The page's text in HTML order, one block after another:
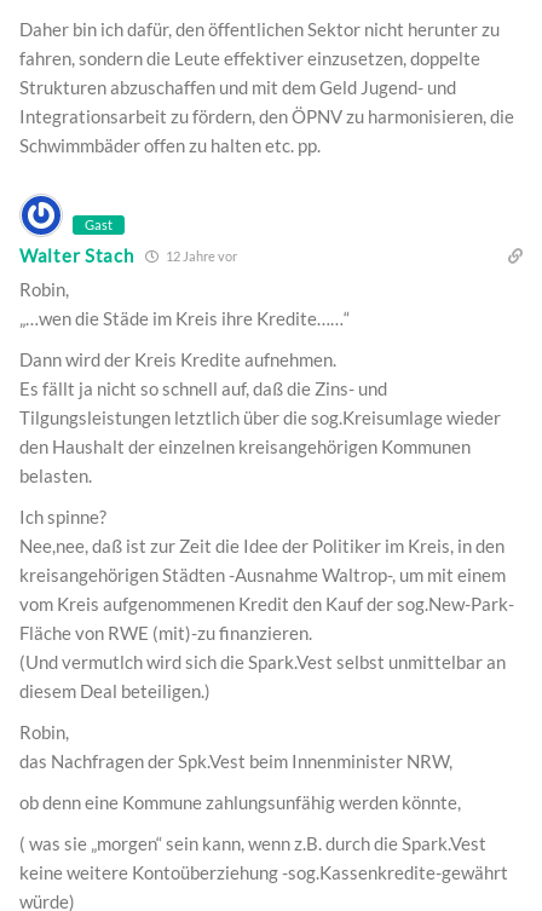
Daher bin ich dafür, den öffentlichen Sektor nicht herunter zu
fahren, sondern die Leute effektiver einzusetzen, doppelte
Strukturen abzuschaffen und mit dem Geld Jugend- und
Integrationsarbeit zu fördern, den ÖPNV zu harmonisieren, die
Schwimmbäder offen zu halten etc. pp.
Gast
Walter Stach 12 Jahre vor
Robin,
„…wen die Städe im Kreis ihre Kredite……“
Dann wird der Kreis Kredite aufnehmen.
Es fällt ja nicht so schnell auf, daß die Zins- und
Tilgungsleistungen letztlich über die sog.Kreisumlage wieder
den Haushalt der einzelnen kreisangehörigen Kommunen
belasten.
Ich spinne?
Nee,nee, daß ist zur Zeit die Idee der Politiker im Kreis, in den
kreisangehörigen Städten -Ausnahme Waltrop-, um mit einem
vom Kreis aufgenommenen Kredit den Kauf der sog.New-Park-
Fläche von RWE (mit)-zu finanzieren.
(Und vermutlch wird sich die Spark.Vest selbst unmittelbar an
diesem Deal beteiligen.)
Robin,
das Nachfragen der Spk.Vest beim Innenminister NRW,
ob denn eine Kommune zahlungsunfähig werden könnte,
( was sie „morgen“ sein kann, wenn z.B. durch die Spark.Vest
keine weitere Kontoüberziehung -sog.Kassenkredite-gewährt
würde)